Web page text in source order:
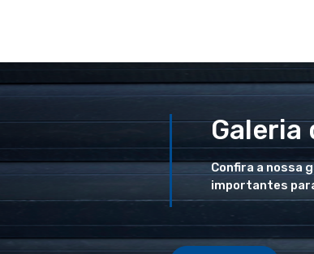
Galeria
Confira a nossa
importantes para